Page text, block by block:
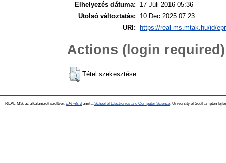
Elhelyezés dátuma:
17 Júli 2016 05:36
Utolsó változtatás:
10 Dec 2025 07:23
URI:
https://real-ms.mtak.hu/id/
Actions (login required)
Tétel szekesztése
REAL-MS, az alkalamzott szoftver: EPrints 3amit a School of Electronics and Computer Science , University of Southampton